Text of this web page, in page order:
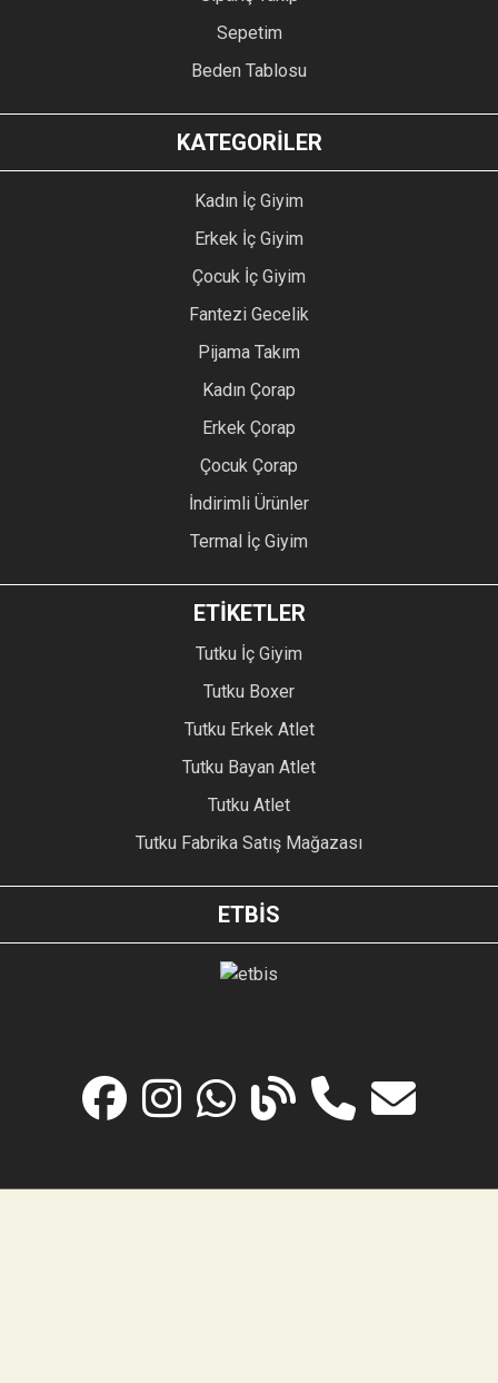
Sepetim
Beden Tablosu
KATEGORİLER
Kadın İç Giyim
Erkek İç Giyim
Çocuk İç Giyim
Fantezi Gecelik
Pijama Takım
Kadın Çorap
Erkek Çorap
Çocuk Çorap
İndirimli Ürünler
Termal İç Giyim
ETİKETLER
Tutku İç Giyim
Tutku Boxer
Tutku Erkek Atlet
Tutku Bayan Atlet
Tutku Atlet
Tutku Fabrika Satış Mağazası
ETBİS